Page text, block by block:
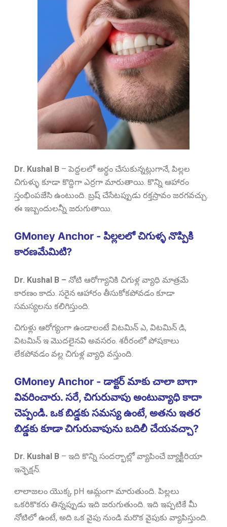
Dr. Kushal B –పెద్దలలో అర్థం చేసుకున్నట్లుగానే, పిల్లల
చిగుళ్ళు కూడా కొద్దిగా ఎర్రగా మారుతాయి. కొన్ని ఆహారం
స్తంభింపజేసి ఉంటుంది. బ్రష్ చేసేటప్పుడు రక్తస్రావం జరగవచ్చు.
ఈ ఇబ్బందులన్నీ జరుగుతాయి.
GMoney Anchor - పిల్లలలో చిగుళ్ళ నొప్పికి
కారణమేమిటి?
Dr. Kushal B – నోటి ఆరోగ్యానికి చిగుళ్ల వ్యాధి మాత్రమే
కారణం కాదు. సరైన ఆహారం తీసుకోకపోవడం కూడా
సమస్యలను కలిగిస్తుంది.
చిగుళ్లు ఆరోగ్యంగా ఉండాలంటే విటమిన్ ఎ, విటమిన్ డి,
విటమిన్ ఇ మొదలైనవి అవసరం. శరీరంలో పోషకాలు
లేకపోవడం వల్ల చిగుళ్ల వ్యాధి వస్తుంది.
GMoney Anchor - డాక్టర్ మాకు చాలా బాగా
వివరించారు. సరే, చిగురువాపు అంటువ్యాధి కాదా
చెప్పండి. ఒక బిడ్డకు సమస్య ఉంటే, అతను ఇతర
బిడ్డకు కూడా చిగురువాపును బదిలీ చేయవచ్చా?
Dr. Kushal B – ఇది కొన్ని సందర్భాల్లో వ్యాపించే బ్యాక్టీరియా
ఇన్ఫెక్షన్.
లాలాజలం యొక్క pH ఆమ్లంగా మారుతుంది. పిల్లలు
ఒకరికొకరు తిన్నప్పుడు ఇది జరుగుతుంది. ఇది ఇప్పటికే మీ
నోటిలో ఉంటే, అది ఒక వైపు నుండి మరొక వైపుకు వ్యాపిస్తుంది.